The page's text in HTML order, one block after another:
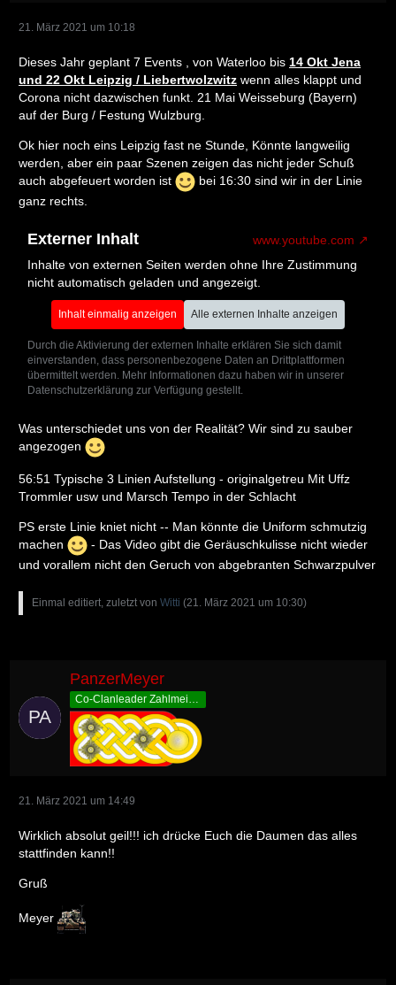
21. März 2021 um 10:18
Dieses Jahr geplant 7 Events , von Waterloo bis 14 Okt Jena
und 22 Okt Leipzig / Liebertwolzwitz wenn alles klappt und
Corona nicht dazwischen funkt. 21 Mai Weisseburg (Bayern)
auf der Burg / Festung Wulzburg.
Ok hier noch eins Leipzig fast ne Stunde, Könnte langweilig
werden, aber ein paar Szenen zeigen das nicht jeder Schuß
auch abgefeuert worden ist
bei 16:30 sind wir in der Linie
ganz rechts.
Externer Inhalt
www.youtube.com
Inhalte von externen Seiten werden ohne Ihre Zustimmung
nicht automatisch geladen und angezeigt.
Inhalt einmalig anzeigen Alle externen Inhalte anzeigen
Durch die Aktivierung der externen Inhalte erklären Sie sich damit
einverstanden, dass personenbezogene Daten an Drittplattformen
übermittelt werden. Mehr Informationen dazu haben wir in unserer
Datenschutzerklärung zur Verfügung gestellt.
Was unterschiedet uns von der Realität? Wir sind zu sauber
angezogen
56:51 Typische 3 Linien Aufstellung - originalgetreu Mit Uffz
Trommler usw und Marsch Tempo in der Schlacht
PS erste Linie kniet nicht -- Man könnte die Uniform schmutzig
machen
- Das Video gibt die Geräuschkulisse nicht wieder
und vorallem nicht den Geruch von abgebranten Schwarzpulver
Einmal editiert, zuletzt von Witti (21. März 2021 um 10:30)
PanzerMeyer
21. März 2021 um 14:49
Wirklich absolut geil!!! ich drücke Euch die Daumen das alles
stattfinden kann!!
Gruß
Meyer